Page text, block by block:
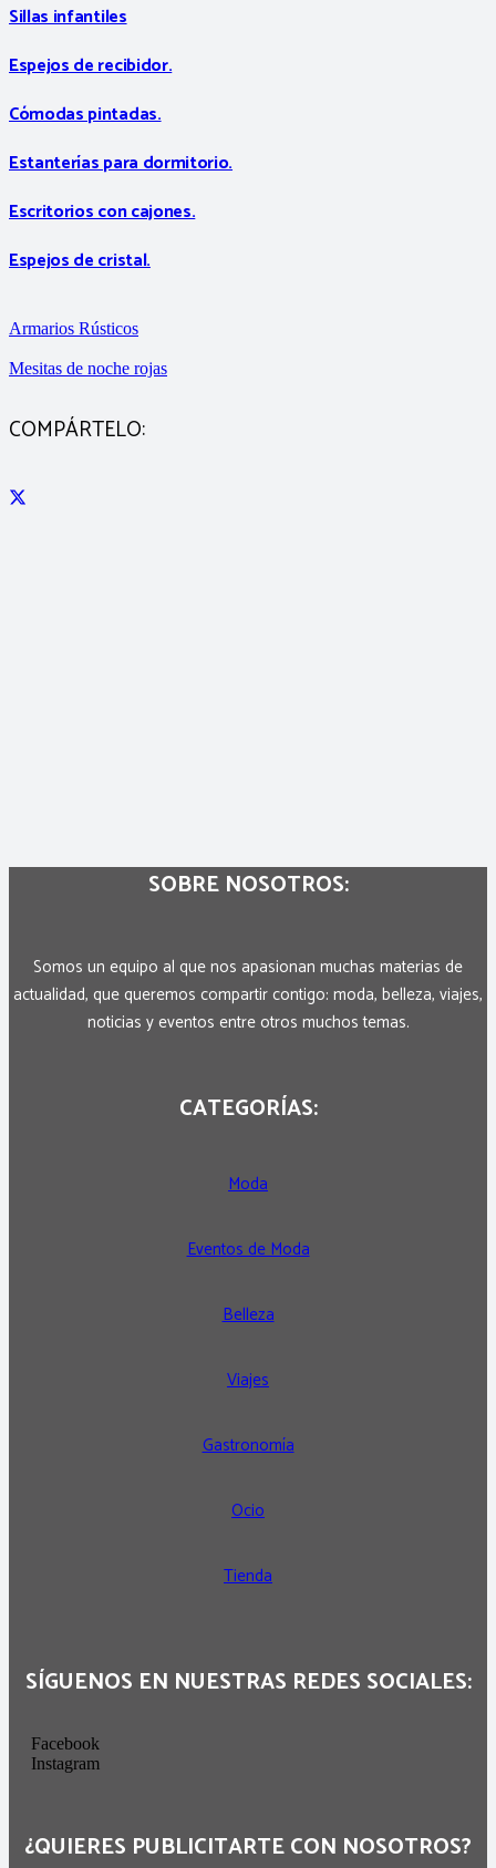
Sillas infantiles
Espejos de recibidor.
Cómodas pintadas.
Estanterías para dormitorio.
Escritorios con cajones.
Espejos de cristal.
Armarios Rústicos
Mesitas de noche rojas
COMPÁRTELO:
SOBRE NOSOTROS:
Somos un equipo al que nos apasionan muchas materias de
actualidad, que queremos compartir contigo: moda, belleza, viajes,
noticias y eventos entre otros muchos temas.
CATEGORÍAS:
Moda
Eventos de Moda
Belleza
Viajes
Gastronomía
Ocio
Tienda
SÍGUENOS EN NUESTRAS REDES SOCIALES:
Facebook
Instagram
¿QUIERES PUBLICITARTE CON NOSOTROS?